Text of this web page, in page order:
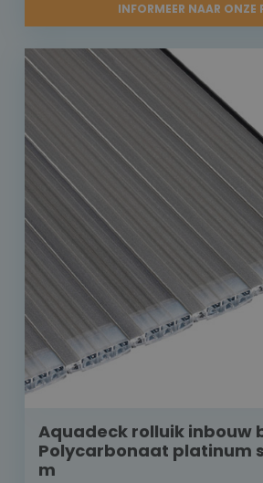
INFORMEER NAAR ONZE
Aquadeck rolluik inbouw
Polycarbonaat platinum
m